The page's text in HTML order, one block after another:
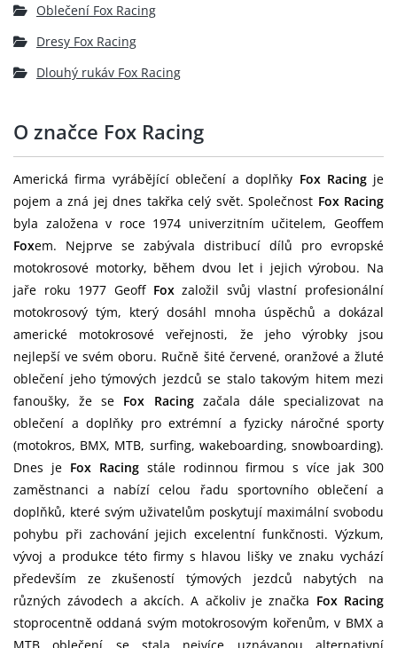
Oblečení Fox Racing
Dresy Fox Racing
Dlouhý rukáv Fox Racing
O značce Fox Racing
Americká firma vyrábějící oblečení a doplňky Fox Racingje
pojem a zná jej dnes takřka celý svět. Společnost Fox Racing
byla založena v roce 1974 univerzitním učitelem, Geoffem
Foxem. Nejprve se zabývala distribucí dílů pro evropské
motokrosové motorky, během dvou let i jejich výrobou. Na
jaře roku 1977 Geoff Foxzaložil svůj vlastní profesionální
motokrosový tým, který dosáhl mnoha úspěchů a dokázal
americké motokrosové veřejnosti, že jeho výrobky jsou
nejlepší ve svém oboru. Ručně šité červené, oranžové a žluté
oblečení jeho týmových jezdců se stalo takovým hitem mezi
fanoušky, že se Fox Racingzačala dále specializovat na
oblečení a doplňky pro extrémní a fyzicky náročné sporty
(motokros, BMX, MTB, surfing, wakeboarding, snowboarding).
Dnes je Fox Racingstále rodinnou firmou s více jak 300
zaměstnanci a nabízí celou řadu sportovního oblečení a
doplňků, které svým uživatelům poskytují maximální svobodu
pohybu při zachování jejich excelentní funkčnosti. Výzkum,
vývoj a produkce této firmy s hlavou lišky ve znaku vychází
především ze zkušeností týmových jezdců nabytých na
různých závodech a akcích. A ačkoliv je značka Fox Racing
stoprocentně oddaná svým motokrosovým kořenům, v BMX a
MTB oblečení se stala nejvíce uznávanou alternativní